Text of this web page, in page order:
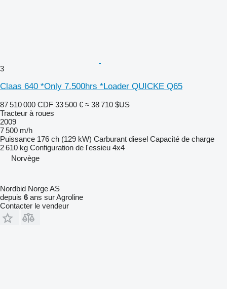
3
Claas 640 *Only 7.500hrs *Loader QUICKE Q65
87 510 000 CDF 33 500 € ≈ 38 710 $US
Tracteur à roues
2009
7 500 m/h
Puissance 176 ch (129 kW) Carburant diesel Capacité de charge
2 610 kg Configuration de l'essieu 4x4
Norvège
Nordbid Norge AS
depuis 6 ans sur Agroline
Contacter le vendeur